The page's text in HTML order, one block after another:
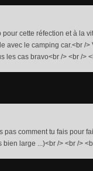
cette réfection et à la
avec le camping car.<br />
les cas bravo<br /> <br />
pas comment tu fais pour
large ...)<br /> <br />